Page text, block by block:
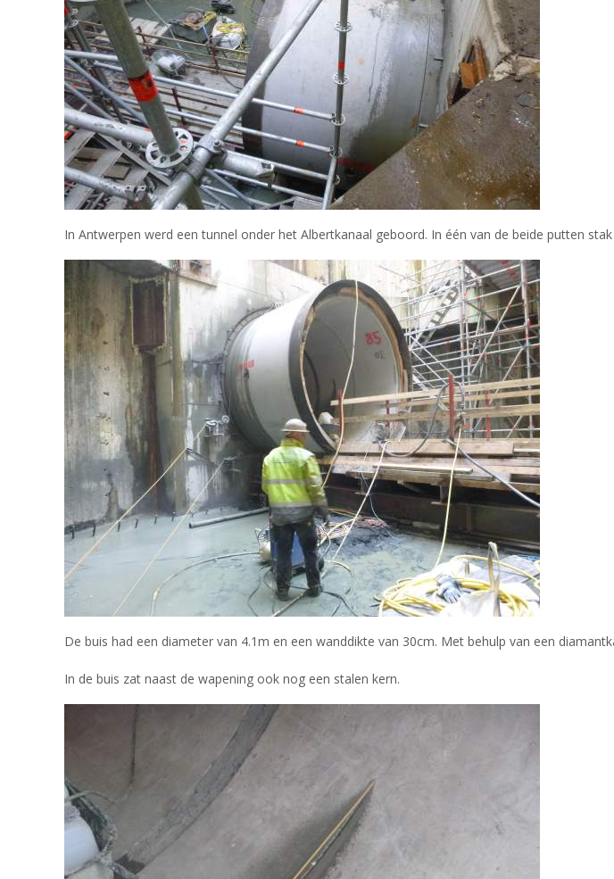
In Antwerpen werd een tunnel onder het Albertkanaal geboord. In één van de beide putten
De buis had een diameter van 4.1m en een wanddikte van 30cm. Met behulp van een
In de buis zat naast de wapening ook nog een stalen kern.